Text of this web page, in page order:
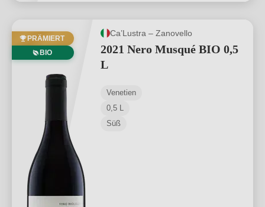
PRÄMIERT
BIO
Ca’Lustra – Zanovello
2021 Nero Musqué BIO 0,5
L
Venetien
0,5 L
Süß